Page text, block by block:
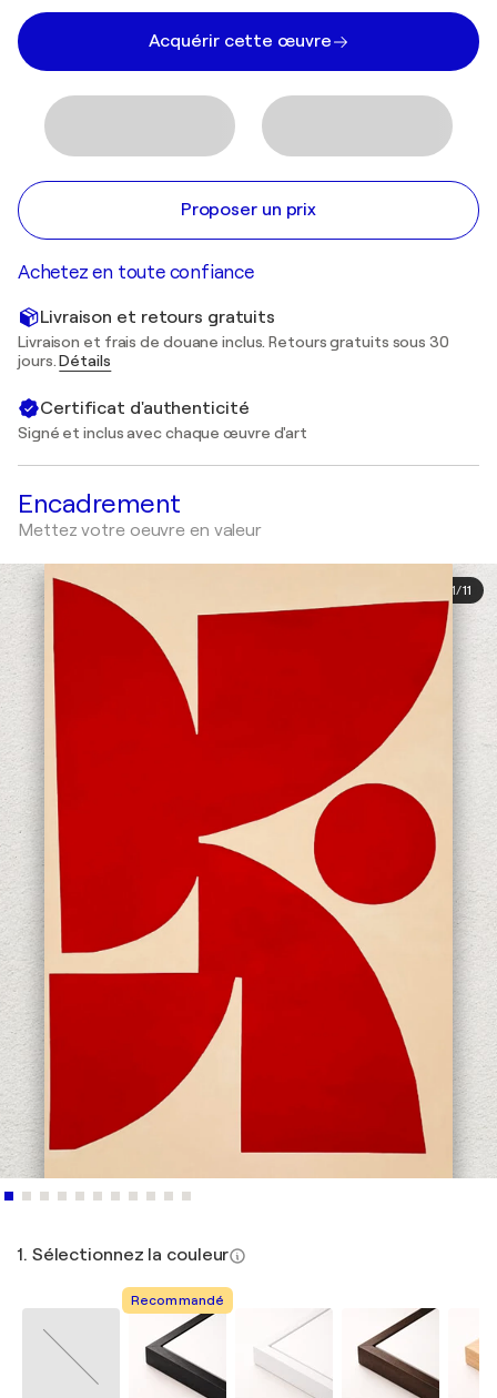
Acquérir cette œuvre
Proposer un prix
Achetez en toute confiance
Livraison et retours gratuits
Livraison et frais de douane inclus. Retours gratuits sous 30
jours.Détails
Certificat d'authenticité
Signé et inclus avec chaque œuvre d'art
Encadrement
Mettez votre oeuvre en valeur
1/11
1. Sélectionnez la couleur
Recommandé